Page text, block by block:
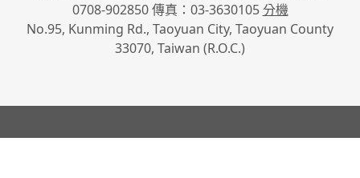
0708-902850 傳真：03-3630105分機
No.95, Kunming Rd., Taoyuan City, Taoyuan County
33070, Taiwan (R.O.C.)